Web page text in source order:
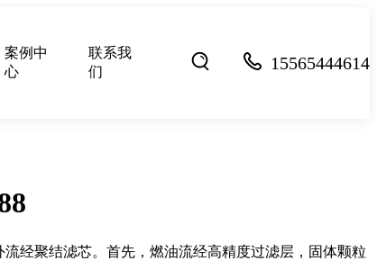
案例中
心
联系我
们
15565444614
经聚结滤芯。首先，燃油流经高精度过滤层，固体颗粒